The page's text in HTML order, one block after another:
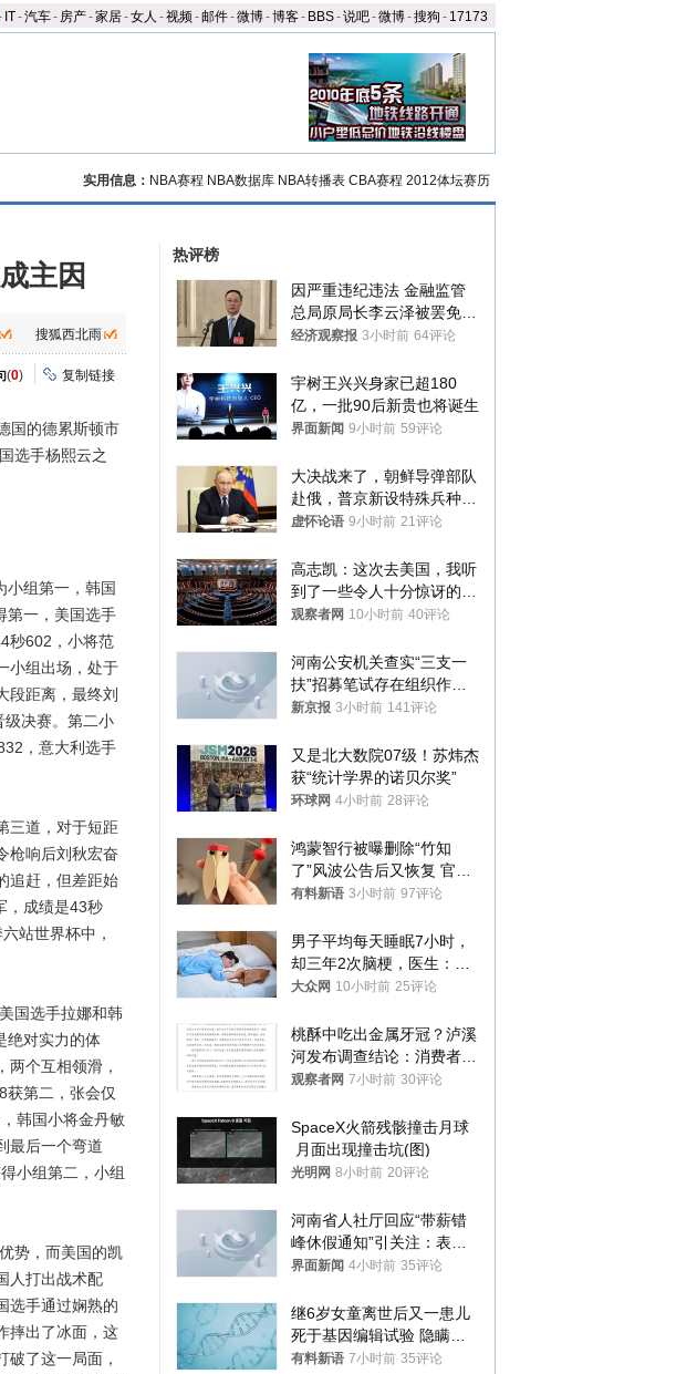
IT-汽车- 房产-家居-女人 -视频-邮件-微博-博客- BBS-说吧-微博-搜狗 - 17173
实用信息： NBA赛程 NBA数据库 NBA转播表 CBA赛程 2012体坛赛历
主因
搜狐西北雨
(0) 复制链接
国的德累斯顿市
选手杨熙云之
组第一，韩国
第一，美国选手
秒602，小将范
小组出场，处于
段距离，最终刘
决赛。第二小
，意大利选手
三道，对于短距
枪响后刘秋宏奋
追赶，但差距始
，成绩是43秒
站世界杯中，
国选手拉娜和韩
绝对实力的体
个互相领滑，
获第二，张会仅
韩国小将金丹敏
最后一个弯道
小组第二，小组
势，而美国的凯
人打出战术配
选手通过娴熟的
摔出了冰面，这
了这一局面，
热评榜
因严重违纪违法 金融监管
总局原局长李云泽被罢免全
国人大代表
经济观察报 3小时前 64评论
宇树王兴兴身家已超180
亿，一批90后新贵也将诞生
界面新闻 9小时前 59评论
大决战来了，朝鲜导弹部队
赴俄，普京新设特殊兵种，
76岁老将扛旗
虚怀论语 9小时前 21评论
高志凯：这次去美国，我听
到了一些令人十分惊讶的消
息
观察者网 10小时前 40评论
河南公安机关查实“三支一
扶”招募笔试存在组织作弊
犯罪行为
新京报 3小时前 141评论
又是北大数院07级！苏炜杰
获“统计学界的诺贝尔奖”
环球网 4小时前 28评论
鸿蒙智行被曝删除“竹知
了”风波公告后又恢复 官媒
曾力挺：劝华为要大度的，
有料新语 3小时前 97评论
男子平均每天睡眠7小时，
却三年2次脑梗，医生：这
样睡觉更伤身
大众网 10小时前 25评论
桃酥中吃出金属牙冠？泸溪
河发布调查结论：消费者已
澄清，所发视频情况不属实
观察者网 7小时前 30评论
SpaceX火箭残骸撞击月球
月面出现撞击坑(图)
光明网 8小时前 20评论
河南省人社厅回应“带薪错
峰休假通知”引关注：表述
不够准确，待修改后印发
界面新闻 4小时前 35评论
继6岁女童离世后又一患儿
死于基因编辑试验 隐瞒一
年才对外披露
有料新语 7小时前 35评论